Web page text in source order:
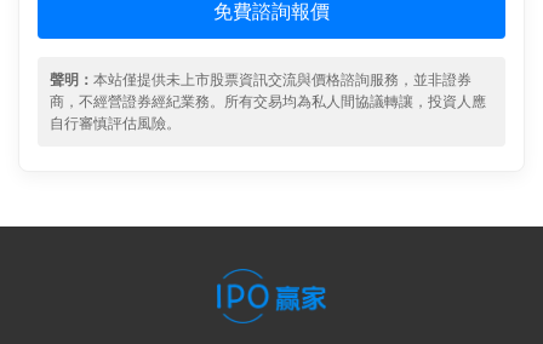
免費諮詢報價
聲明： 本站僅提供未上市股票資訊交流與價格諮詢服務，並非證券
商，不經營證券經紀業務。所有交易均為私人間協議轉讓，投資人應
自行審慎評估風險。